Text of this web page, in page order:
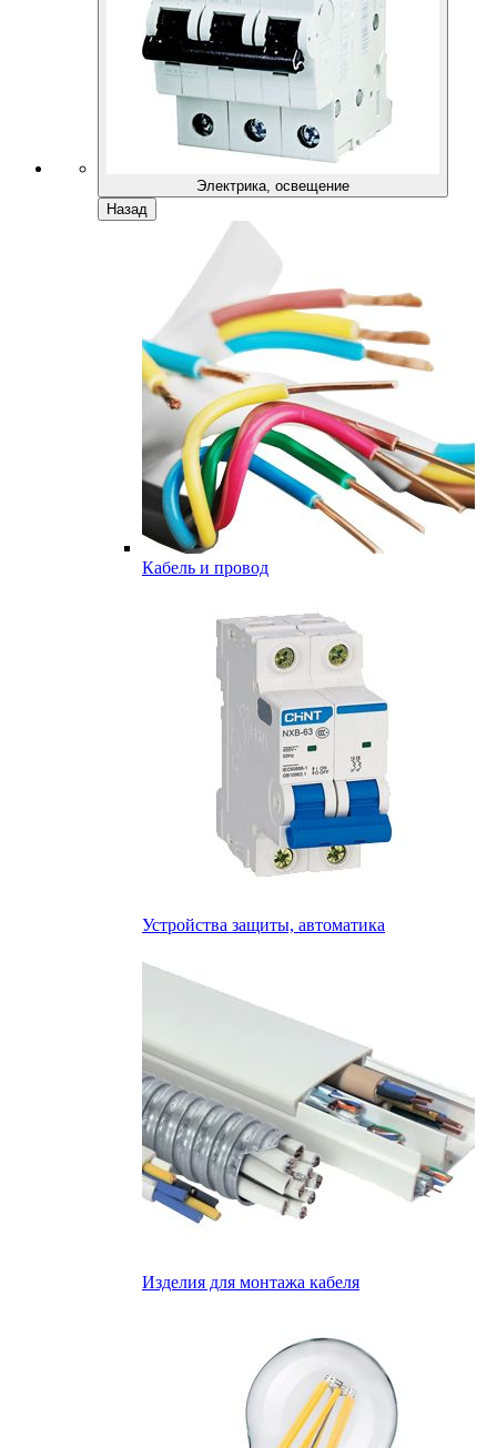
Электрика, освещение
Назад
Кабель и провод
Устройства защиты, автоматика
Изделия для монтажа кабеля